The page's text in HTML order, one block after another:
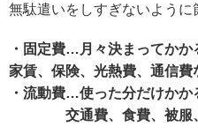
無駄遣いをしすぎないように
・固定費…月々決まってかか
家賃、保険、光熱費、通信費
・流動費…使った分だけかか
交通費、食費、被服、